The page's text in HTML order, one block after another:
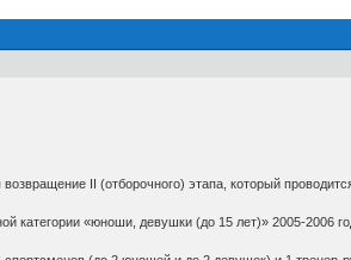
II (отборочного) этапа, который
категории «юноши, девушки (до 15 лет)» 2005-